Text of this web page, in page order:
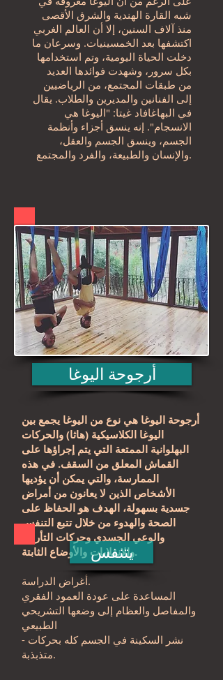
شبه القارة الهندية والشرق الأقصى
منذ آلاف السنين، إلا أن العالم الغربي
اكتشفها بعد الخمسينيات. وسرعان ما
دخلت الحياة اليومية، وتم استخدامها
بكل سرور، وشهدت فوائدها العديد
من طبقات المجتمع، من الرياضيين
إلى الفنانين والمديرين والطلاب. يقال
في البهاغافاد غيتا: "اليوغا هي
الانسجام". إنه ينسق أجزاء وأنظمة
الجسم، وينسق الجسم والعقل،
والإنسان والطبيعة، والفرد والمجتمع.
أرجوحة اليوغا
أرجوحة اليوغا هي نوع من اليوغا يجمع بين
اليوغا الكلاسيكية (هاثا) والحركات
البهلوانية الممتعة التي يتم إجراؤها على
القماش المعلق من السقف. في هذه
الممارسة، والتي يمكن أن يؤديها
الأشخاص الذين لا يعانون من أمراض
جسدية بسهولة، الهدف هو الحفاظ على
الصحة والهدوء من خلال تتبع التنفس
والوعي الجسدي وحركات التأرجح
والانقلابات والأوضاع الثابتة.
أغراض الدراسة.
المساعدة على عودة العمود الفقري
والمفاصل والعظام إلى وضعها التشريحي
الطبيعي
- نشر السكينة في الجسم كله بحركات
متذبذبة.
يتنفس